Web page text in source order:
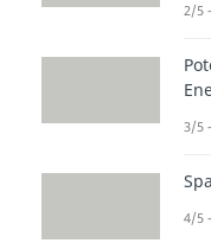
2/5
3/5
4/5